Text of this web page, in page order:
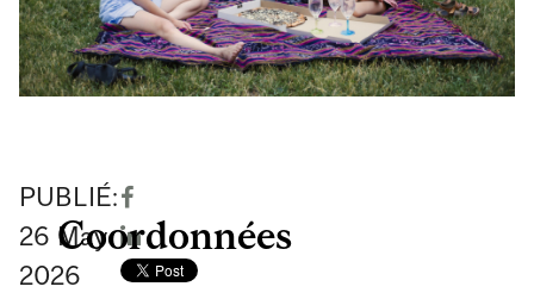
PUBLIÉ:
26 May
2026
Coordonnées